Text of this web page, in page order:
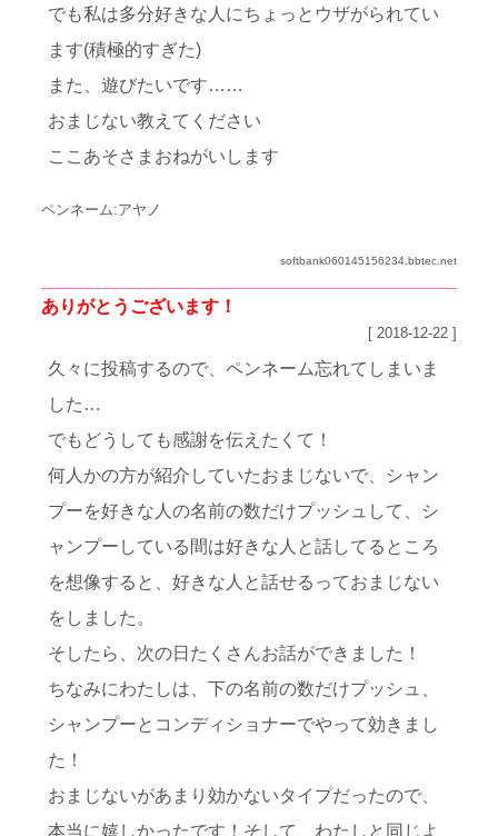
でも私は多分好きな人にちょっとウザがられてい
ます(積極的すぎた)
また、遊びたいです……
おまじない教えてください
ここあそさまおねがいします
ペンネーム:アヤノ
softbank060145156234.bbtec.net
ありがとうございます！
[ 2018-12-22 ]
久々に投稿するので、ペンネーム忘れてしまいま
した…
でもどうしても感謝を伝えたくて！
何人かの方が紹介していたおまじないで、シャン
プーを好きな人の名前の数だけプッシュして、シ
ャンプーしている間は好きな人と話してるところ
を想像すると、好きな人と話せるっておまじない
をしました。
そしたら、次の日たくさんお話ができました！
ちなみにわたしは、下の名前の数だけプッシュ、
シャンプーとコンディショナーでやって効きまし
た！
おまじないがあまり効かないタイプだったので、
本当に嬉しかったです！そして、わたしと同じよ